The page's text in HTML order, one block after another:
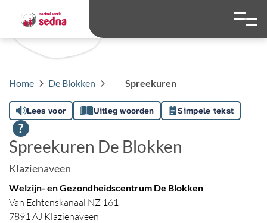
Hoog contrast
Ga naar
Spreekuren
Home De Blokken Spreekuren
Lees voor Uitleg woorden Simpele tekst
Spreekuren De Blokken
Klazienaveen
Welzijn- en Gezondheidscentrum De Blokken
Van Echtenskanaal NZ 161
7891 AJ Klazienaveen